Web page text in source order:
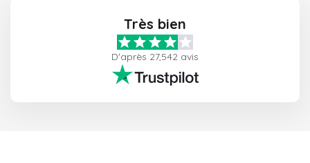
Très bien
D'après 27,542 avis